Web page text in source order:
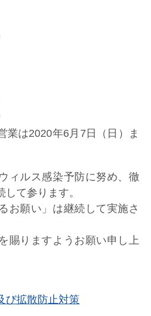
業は2020年6月7日（日）ま
ィルス感染予防に努め、徹
て参ります。
お願い」は継続して実施さ
賜りますようお願い申し上
び拡散防止対策